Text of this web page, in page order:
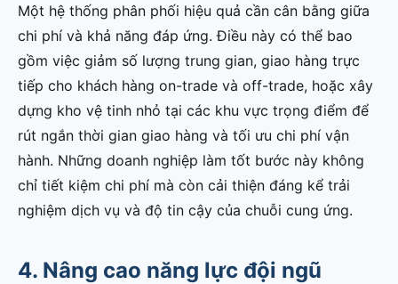
Một hệ thống phân phối hiệu quả cần cân bằng giữa
chi phí và khả năng đáp ứng. Điều này có thể bao
gồm việc giảm số lượng trung gian, giao hàng trực
tiếp cho khách hàng on-trade và off-trade, hoặc xây
dựng kho vệ tinh nhỏ tại các khu vực trọng điểm để
rút ngắn thời gian giao hàng và tối ưu chi phí vận
hành. Những doanh nghiệp làm tốt bước này không
chỉ tiết kiệm chi phí mà còn cải thiện đáng kể trải
nghiệm dịch vụ và độ tin cậy của chuỗi cung ứng.
4. Nâng cao năng lực đội ngũ